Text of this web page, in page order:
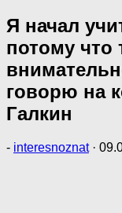
Я начал
потому что
говорю на
Галкин
- interesnoznat ·